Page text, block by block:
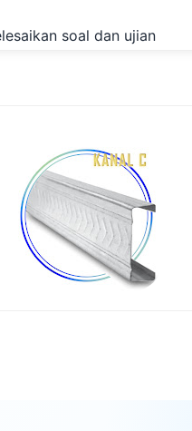
soal dan ujian